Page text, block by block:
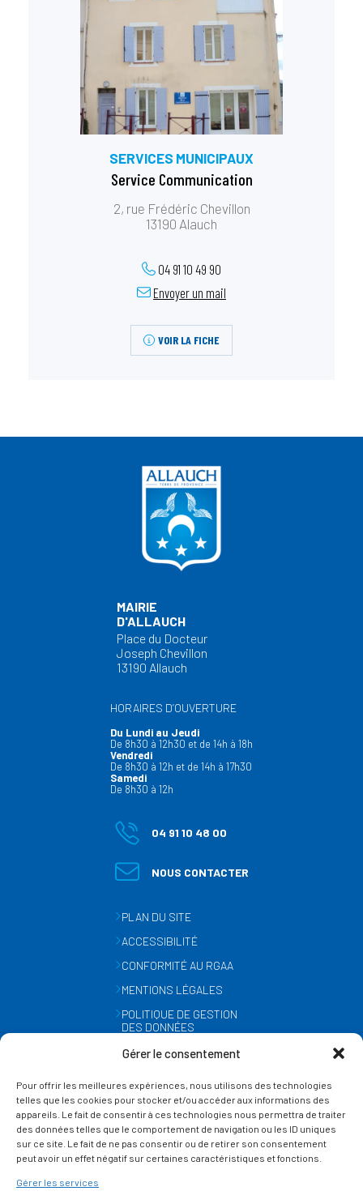
Gérer le consentement
Pour offrir les meilleures expériences, nous utilisons des technologies
telles que les cookies pour stocker et/ou accéder aux informations des
appareils. Le fait de consentir à ces technologies nous permettra de traiter
des données telles que le comportement de navigation ou les ID uniques
sur ce site. Le fait de ne pas consentir ou de retirer son consentement
peut avoir un effet négatif sur certaines caractéristiques et fonctions.
Gérer les services
SERVICES MUNICIPAUX
Service Communication
2, rue Frédéric Chevillon
13190 Alauch
04 91 10 49 90
Envoyer un mail
VOIR LA FICHE
MAIRIE
D'ALLAUCH
Place du Docteur
Joseph Chevillon
13190 Allauch
HORAIRES D’OUVERTURE
Du Lundi au Jeudi
De 8h30 à 12h30 et de 14h à 18h
Vendredi
De 8h30 à 12h et de 14h à 17h30
Samedi
De 8h30 à 12h
04 91 10 48 00
NOUS CONTACTER
PLAN DU SITE
ACCESSIBILITÉ
CONFORMITÉ AU RGAA
MENTIONS LÉGALES
POLITIQUE DE GESTION
DES DONNÉES
GESTION DES COOKIES
SUIVEZ-NOUS
SUR LES RÉSEAUX